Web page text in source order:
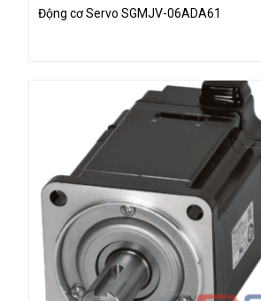
Động cơ Servo SGMJV-06ADA61